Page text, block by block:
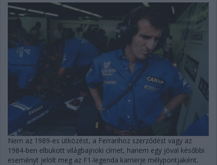
Nem az 1989-es ütközést, a Ferrarihoz szerződést vagy az
1984-ben elbukott világbajnoki címet, hanem egy jóval későbbi
eseményt jelölt meg az F1-legenda karrierje mélypontjaként.